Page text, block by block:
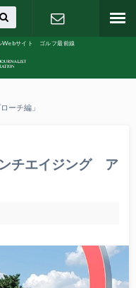
Webサイト ゴルフ最前線
ーチ編」
チエイジング ア